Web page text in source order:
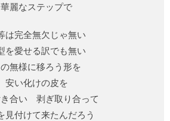
華麗なステップで
は完全無欠じゃ無い
を愛せる訳でも無い
無様に移ろう形を
安い化けの皮を
合い 剥ぎ取り合って
見付けて来たんだろう